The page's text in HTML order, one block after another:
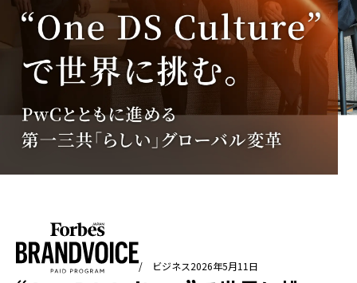
/ ビジネス2026年5月11日